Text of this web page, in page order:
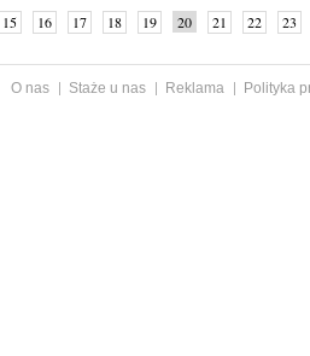
15 16 17 18 19 20 21 22
23
O nas Staże u nas Reklama
Polityka